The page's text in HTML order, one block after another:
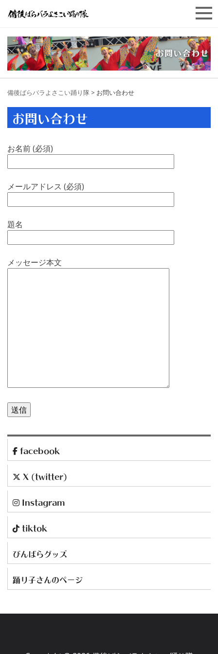
備後ばらバラよさこい踊り隊 > お問い合わせ
お問い合わせ
お名前 (必須)
メールアドレス (必須)
題名
メッセージ本文
facebook
X (twitter)
Instagram
tiktok
びんばらグッズ
踊り子さんのページ